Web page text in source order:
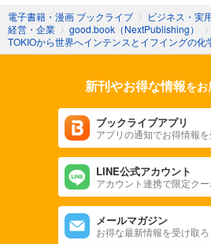
電子書籍・漫画 ブックライブ 〉 ビジネス・実
経営・企業 〉 good.book（NextPublishing） 〉
TOKIOから世界へインテンスとイフイングの化
新刊やお得な情報をお
ブックライブアプリ
アプリの通知でお得情報を
LINE公式アカウント
アカウント連携で限定クー
メールマガジン
お得な最新情報を受け取ろ